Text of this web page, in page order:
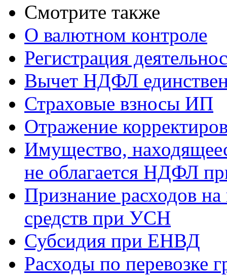
Смотрите также
О валютном контроле
Регистрация
Вычет НДФЛ
Страховые взносы ИП
Отражение
Имущество,
не облагается НДФЛ
Признание расходов
средств при УСН
Субсидия при ЕНВД
Расходы по перевозке